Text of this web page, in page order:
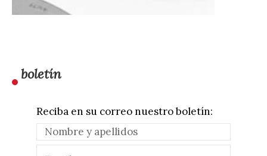
boletín
Reciba en su correo nuestro boletín: